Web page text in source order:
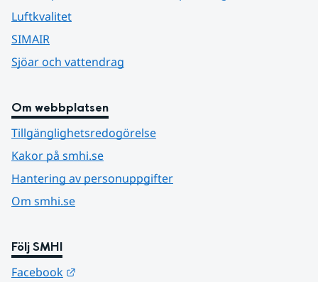
Luftkvalitet
SIMAIR
Sjöar och vattendrag
Om webbplatsen
Tillgänglighetsredogörelse
Kakor på smhi.se
Hantering av personuppgifter
Om smhi.se
Följ SMHI
Facebook